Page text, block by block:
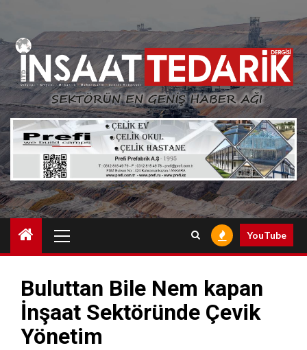
content
Menu
YouTube
Buluttan Bile Nem kapan
İnşaat Sektöründe Çevik
Yönetim